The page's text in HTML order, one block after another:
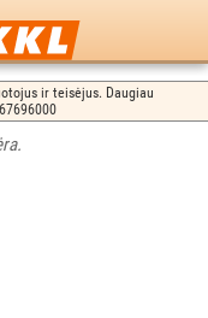
ir teisėjus. Daugiau